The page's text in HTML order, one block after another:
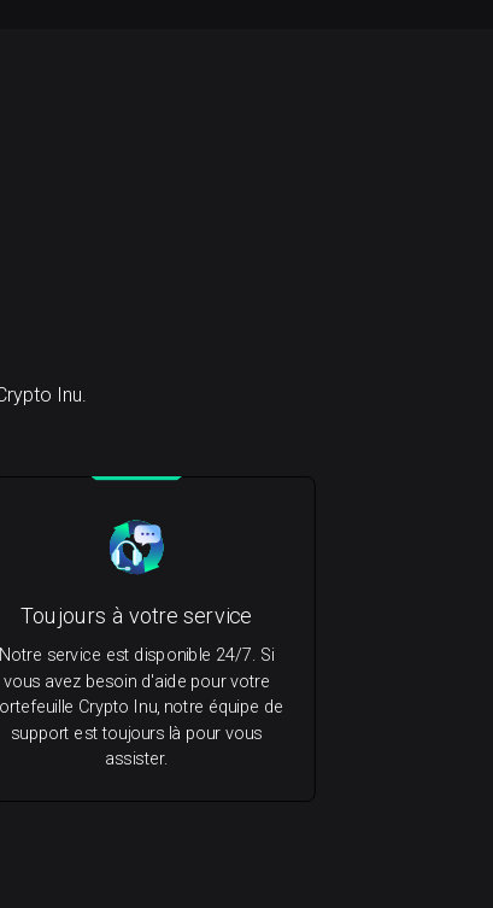
Inu.
Toujours à votre service
Notre service est disponible 24/7. Si
vous avez besoin d'aide pour votre
Crypto Inu, notre équipe de
support est toujours là pour vous
assister.